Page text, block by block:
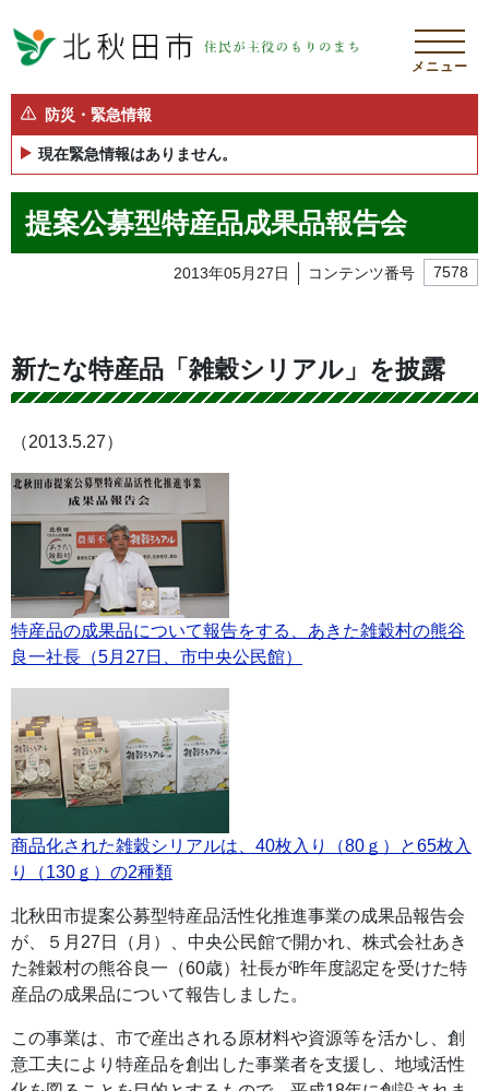
メニュー
防災・緊急情報
現在緊急情報はありません。
提案公募型特産品成果品報告会
2013年05月27日 コンテンツ番号 7578
新たな特産品「雑穀シリアル」を披露
（2013.5.27）
特産品の成果品について報告をする、あきた雑穀村の熊谷
良一社長（5月27日、市中央公民館）
商品化された雑穀シリアルは、40枚入り（80ｇ）と65枚入
り（130ｇ）の2種類
北秋田市提案公募型特産品活性化推進事業の成果品報告会
が、５月27日（月）、中央公民館で開かれ、株式会社あき
た雑穀村の熊谷良一（60歳）社長が昨年度認定を受けた特
産品の成果品について報告しました。
この事業は、市で産出される原材料や資源等を活かし、創
意工夫により特産品を創出した事業者を支援し、地域活性